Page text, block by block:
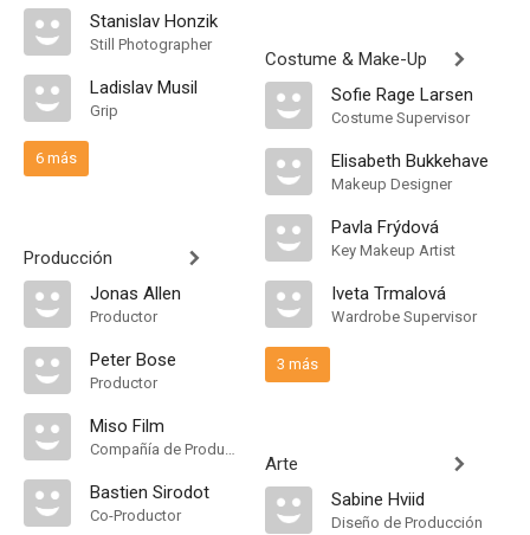
Stanislav Honzik
Still Photographer
Ladislav Musil
Grip
6 más
Producción
Jonas Allen
Productor
Peter Bose
Productor
Miso Film
Compañía de Produccion
Bastien Sirodot
Co-Productor
Costume & Make-Up
Sofie Rage Larsen
Costume Supervisor
Elisabeth Bukkehave
Makeup Designer
Pavla Frýdová
Key Makeup Artist
Iveta Trmalová
Wardrobe Supervisor
3 más
Arte
Sabine Hviid
Diseño de Producción